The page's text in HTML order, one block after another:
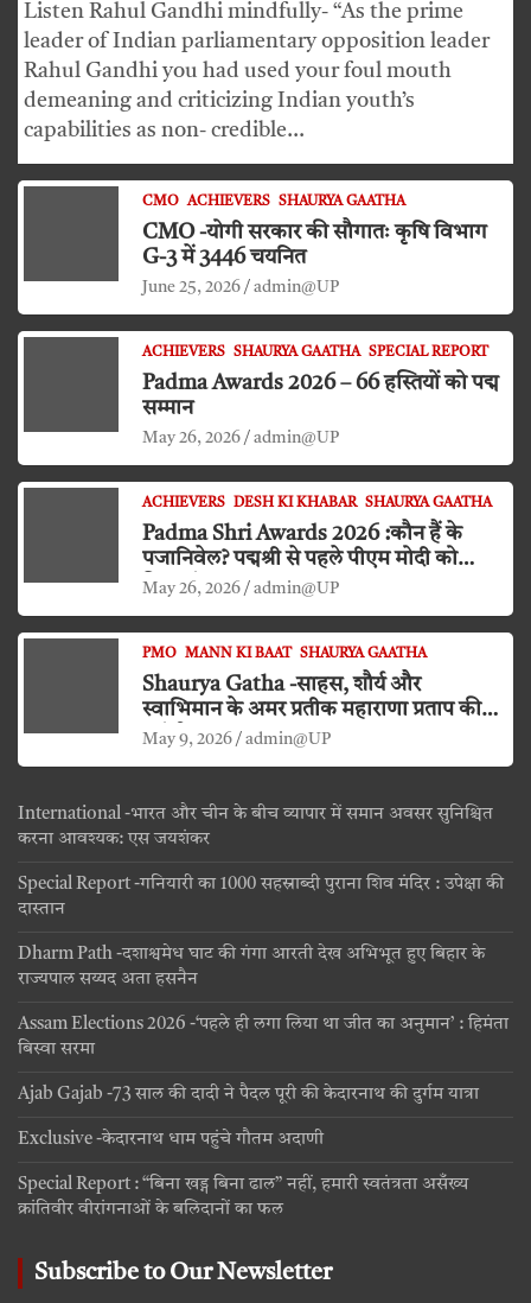
Listen Rahul Gandhi mindfully- “As the prime
leader of Indian parliamentary opposition leader
Rahul Gandhi you had used your foul mouth
demeaning and criticizing Indian youth’s
capabilities as non- credible…
CMO ACHIEVERS SHAURYA GAATHA
CMO -योगी सरकार की सौगातः कृषि विभाग
G-3 में 3446 चयनित
June 25, 2026 admin@UP
ACHIEVERS SHAURYA GAATHA SPECIAL REPORT
Padma Awards 2026 – 66 हस्तियों को पद्म
सम्मान
May 26, 2026 admin@UP
ACHIEVERS DESH KI KHABAR SHAURYA GAATHA
Padma Shri Awards 2026 :कौन हैं के
पजानिवेल? पद्मश्री से पहले पीएम मोदी को
किया दंडवत प्रणाम
May 26, 2026 admin@UP
PMO MANN KI BAAT SHAURYA GAATHA
Shaurya Gatha -साहस, शौर्य और
स्वाभिमान के अमर प्रतीक महाराणा प्रताप की
जयंती
May 9, 2026 admin@UP
International -भारत और चीन के बीच व्यापार में समान अवसर सुनिश्चित
करना आवश्यक: एस जयशंकर
Special Report -गनियारी का 1000 सहस्राब्दी पुराना शिव मंदिर : उपेक्षा की
दास्तान
Dharm Path -दशाश्वमेध घाट की गंगा आरती देख अभिभूत हुए बिहार के
राज्यपाल सय्यद अता हसनैन
Assam Elections 2026 -‘पहले ही लगा लिया था जीत का अनुमान’ : हिमंता
बिस्वा सरमा
Ajab Gajab -73 साल की दादी ने पैदल पूरी की केदारनाथ की दुर्गम यात्रा
Exclusive -केदारनाथ धाम पहुंचे गौतम अदाणी
Special Report : “बिना खड्ग बिना ढाल” नहीं, हमारी स्वतंत्रता असँख्य
क्रांतिवीर वीरांगनाओं के बलिदानों का फल
Subscribe to Our Newsletter